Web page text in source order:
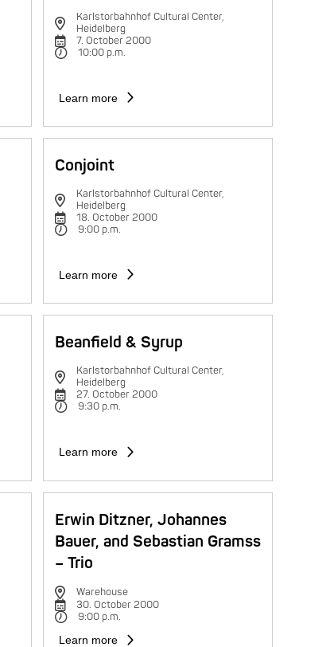
Karlstorbahnhof Cultural Center,
Heidelberg
7. October 2000
10:00 p.m.
Learn more
Conjoint
Karlstorbahnhof Cultural Center,
Heidelberg
18. October 2000
9:00 p.m.
Learn more
Beanfield & Syrup
Karlstorbahnhof Cultural Center,
Heidelberg
27. October 2000
9:30 p.m.
Learn more
Erwin Ditzner, Johannes
Bauer, and Sebastian Gramss
– Trio
Warehouse
30. October 2000
9:00 p.m.
Learn more